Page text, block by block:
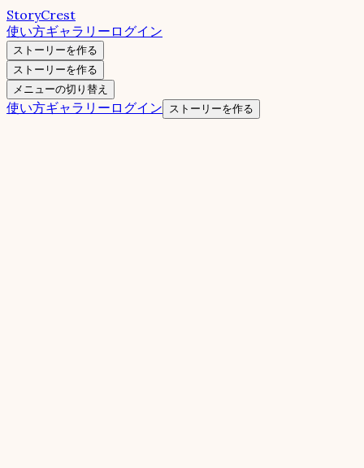
StoryCrest
使い方ギャラリー ログイン
ストーリーを作る
ストーリーを作る
メニューの切り替え
使い方ギャラリー ログイン ストーリーを作る